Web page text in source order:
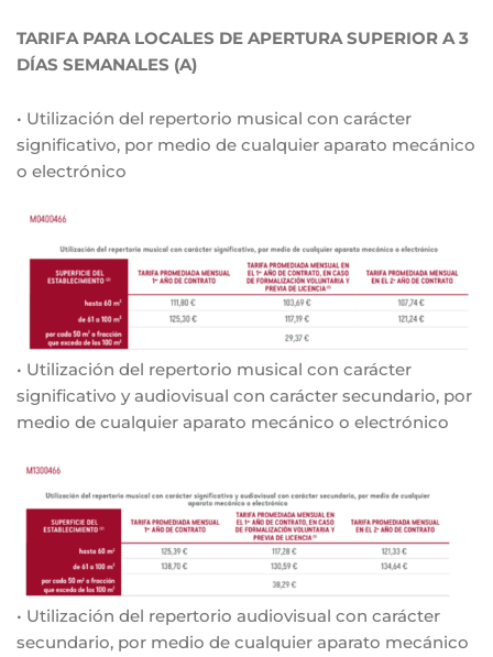
TARIFA PARA LOCALES DE APERTURA SUPERIOR A 3
DÍAS SEMANALES (A)
• Utilización del repertorio musical con carácter
significativo, por medio de cualquier aparato mecánico
o electrónico
• Utilización del repertorio musical con carácter
significativo y audiovisual con carácter secundario, por
medio de cualquier aparato mecánico o electrónico
• Utilización del repertorio audiovisual con carácter
secundario, por medio de cualquier aparato mecánico